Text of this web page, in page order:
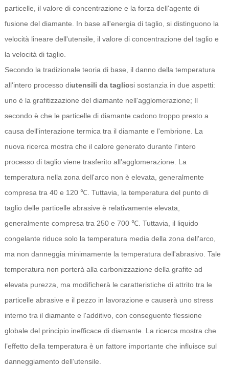
particelle, il valore di concentrazione e la forza dell'agente di
fusione del diamante. In base all'energia di taglio, si distinguono la
velocità lineare dell'utensile, il valore di concentrazione del taglio e
la velocità di taglio.
Secondo la tradizionale teoria di base, il danno della temperatura
all'intero processo diutensili da tagliosi sostanzia in due aspetti:
uno è la grafitizzazione del diamante nell'agglomerazione; Il
secondo è che le particelle di diamante cadono troppo presto a
causa dell'interazione termica tra il diamante e l'embrione. La
nuova ricerca mostra che il calore generato durante l’intero
processo di taglio viene trasferito all’agglomerazione. La
temperatura nella zona dell'arco non è elevata, generalmente
compresa tra 40 e 120 ℃. Tuttavia, la temperatura del punto di
taglio delle particelle abrasive è relativamente elevata,
generalmente compresa tra 250 e 700 ℃. Tuttavia, il liquido
congelante riduce solo la temperatura media della zona dell'arco,
ma non danneggia minimamente la temperatura dell'abrasivo. Tale
temperatura non porterà alla carbonizzazione della grafite ad
elevata purezza, ma modificherà le caratteristiche di attrito tra le
particelle abrasive e il pezzo in lavorazione e causerà uno stress
interno tra il diamante e l'additivo, con conseguente flessione
globale del principio inefficace di diamante. La ricerca mostra che
l’effetto della temperatura è un fattore importante che influisce sul
danneggiamento dell’utensile.